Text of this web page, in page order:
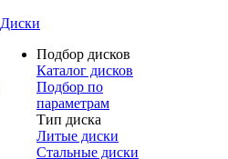
Диски
Подбор дисков
Каталог дисков
Подбор по
параметрам
Тип диска
Литые диски
Стальные диски